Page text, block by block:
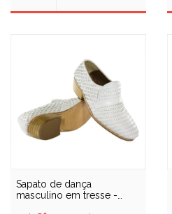
Sapato de dança
masculino em tresse -